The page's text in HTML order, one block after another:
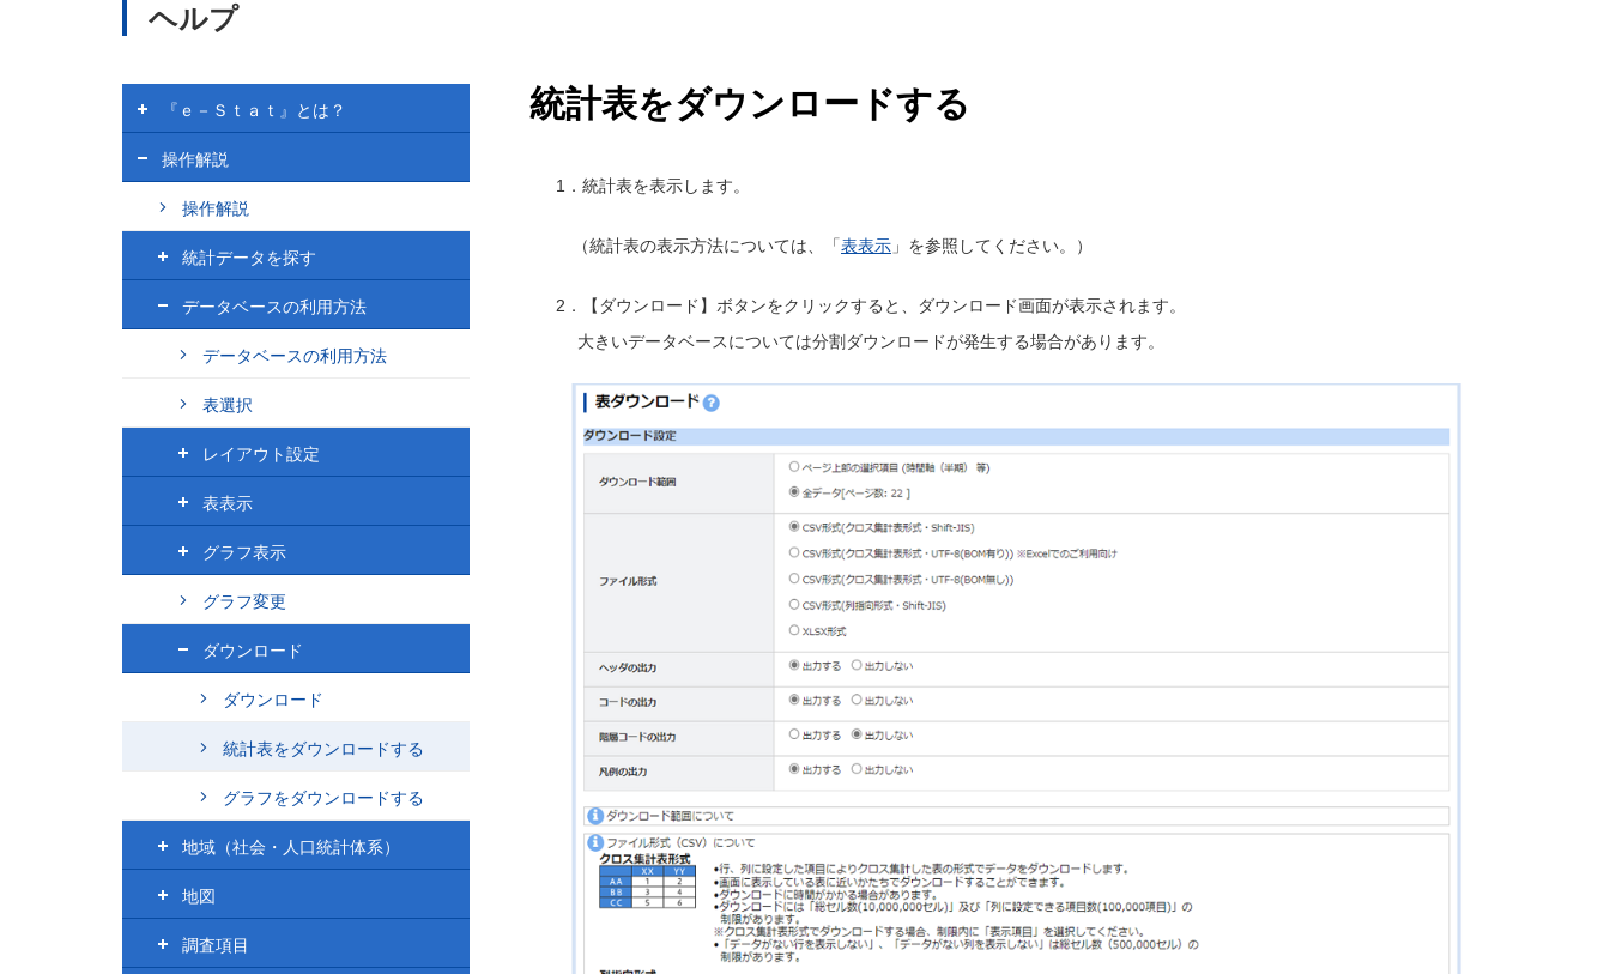
ヘルプ
統計表をダウンロードする
1．統計表を表示します。
（統計表の表示方法については、「表表示 」を参照してください。）
2．【ダウンロード】ボタンをクリックすると、ダウンロード画面が表示されます。
大きいデータベースについては分割ダウンロードが発生する場合があります。
ヘ
ル
プ
『ｅ－Ｓｔａｔ』とは？
操作解説
操作解説
統計データを探す
データベースの利用方法
データベースの利用方法
表選択
レイアウト設定
表表示
グラフ表示
グラフ変更
ダウンロード
ダウンロード
統計表をダウンロードする
グラフをダウンロードする
地域（社会・人口統計体系）
地図
調査項目